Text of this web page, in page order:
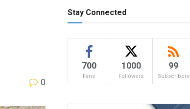
0
Stay Connected
700
Fans
1000
Followers
99
Subscribers